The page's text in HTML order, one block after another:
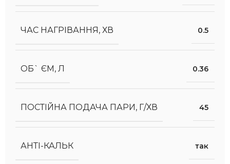
ЧАС НАГРІВАННЯ, ХВ 0.5
ОБ` ЄМ, Л 0.36
ПОСТІЙНА ПОДАЧА ПАРИ, Г/ХВ 45
АНТІ-КАЛЬК так